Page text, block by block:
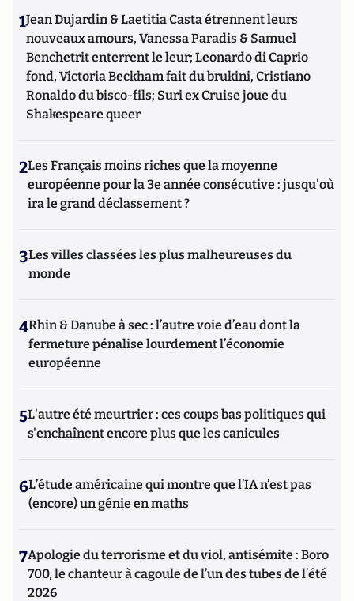
1Jean Dujardin & Laetitia Casta étrennent leurs
nouveaux amours, Vanessa Paradis & Samuel
Benchetrit enterrent le leur; Leonardo di Caprio
fond, Victoria Beckham fait du brukini, Cristiano
Ronaldo du bisco-fils; Suri ex Cruise joue du
Shakespeare queer
2Les Français moins riches que la moyenne
européenne pour la 3e année consécutive : jusqu'où
ira le grand déclassement ?
3Les villes classées les plus malheureuses du
monde
4Rhin & Danube à sec : l’autre voie d’eau dont la
fermeture pénalise lourdement l’économie
européenne
5L'autre été meurtrier : ces coups bas politiques qui
s'enchaînent encore plus que les canicules
6L’étude américaine qui montre que l’IA n’est pas
(encore) un génie en maths
7Apologie du terrorisme et du viol, antisémite : Boro
700, le chanteur à cagoule de l’un des tubes de l’été
2026